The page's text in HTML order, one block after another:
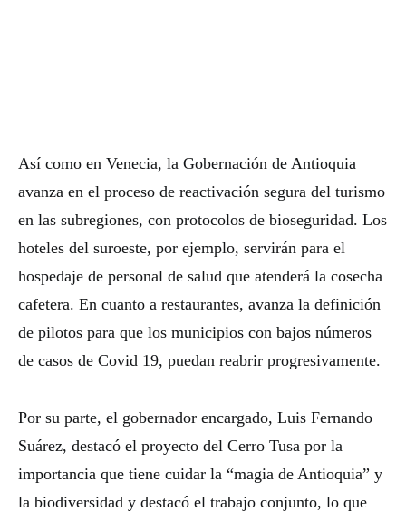
Así como en Venecia, la Gobernación de Antioquia
avanza en el proceso de reactivación segura del turismo
en las subregiones, con protocolos de bioseguridad. Los
hoteles del suroeste, por ejemplo, servirán para el
hospedaje de personal de salud que atenderá la cosecha
cafetera. En cuanto a restaurantes, avanza la definición
de pilotos para que los municipios con bajos números
de casos de Covid 19, puedan reabrir progresivamente.
Por su parte, el gobernador encargado, Luis Fernando
Suárez, destacó el proyecto del Cerro Tusa por la
importancia que tiene cuidar la “magia de Antioquia” y
la biodiversidad y destacó el trabajo conjunto, lo que